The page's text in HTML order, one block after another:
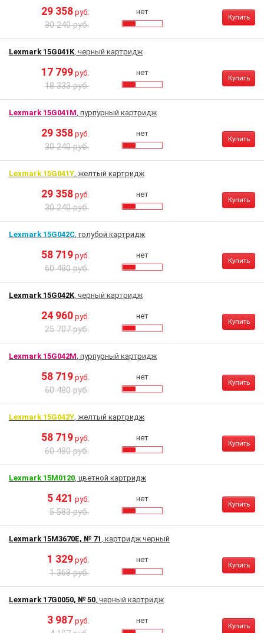
29 358 руб.
30 240 руб.
нет
Купить
Lexmark 15G041K, черный картридж
17 799 руб.
18 333 руб.
нет
Купить
Lexmark 15G041M, пурпурный картридж
29 358 руб.
30 240 руб.
нет
Купить
Lexmark 15G041Y, желтый картридж
29 358 руб.
30 240 руб.
нет
Купить
Lexmark 15G042C, голубой картридж
58 719 руб.
60 480 руб.
нет
Купить
Lexmark 15G042K, черный картридж
24 960 руб.
25 707 руб.
нет
Купить
Lexmark 15G042M, пурпурный картридж
58 719 руб.
60 480 руб.
нет
Купить
Lexmark 15G042Y, желтый картридж
58 719 руб.
60 480 руб.
нет
Купить
Lexmark 15M0120, цветной картридж
5 421 руб.
5 583 руб.
нет
Купить
Lexmark 15M3670E, № 71, картридж черный
1 329 руб.
1 368 руб.
нет
Купить
Lexmark 17G0050, № 50, черный картридж
3 987 руб. нет
Купить